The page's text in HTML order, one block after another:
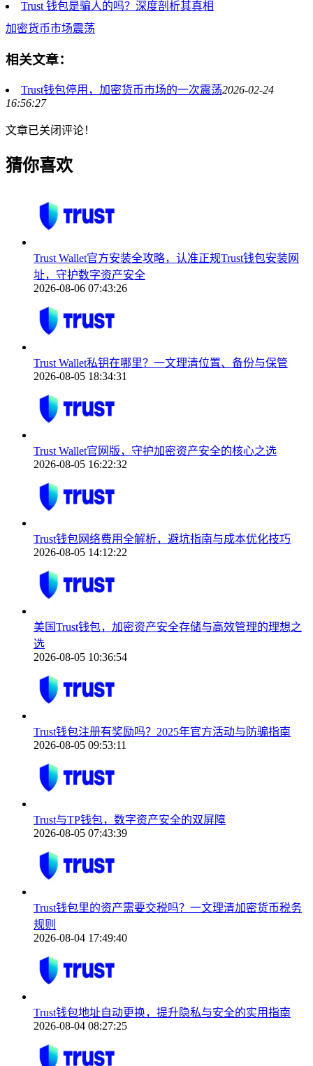
Trust 钱包是骗人的吗？深度剖析其真相
加密货币市场震荡
相关文章：
Trust钱包停用，加密货币市场的一次震荡2026-02-24
16:56:27
文章已关闭评论！
猜你喜欢
Trust Wallet官方安装全攻略，认准正规Trust钱包安装网
址，守护数字资产安全
2026-08-06 07:43:26
Trust Wallet私钥在哪里？一文理清位置、备份与保管
2026-08-05 18:34:31
Trust Wallet官网版，守护加密资产安全的核心之选
2026-08-05 16:22:32
Trust钱包网络费用全解析，避坑指南与成本优化技巧
2026-08-05 14:12:22
美国Trust钱包，加密资产安全存储与高效管理的理想之
选
2026-08-05 10:36:54
Trust钱包注册有奖励吗？2025年官方活动与防骗指南
2026-08-05 09:53:11
Trust与TP钱包，数字资产安全的双屏障
2026-08-05 07:43:39
Trust钱包里的资产需要交税吗？一文理清加密货币税务
规则
2026-08-04 17:49:40
Trust钱包地址自动更换，提升隐私与安全的实用指南
2026-08-04 08:27:25